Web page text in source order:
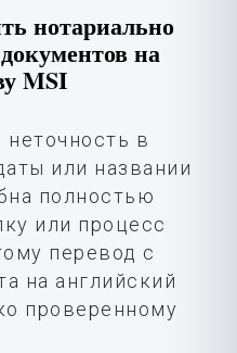
нотариально
на
MSI
неточность в
или названии
полностью
или процесс
перевод с
на английский
проверенному